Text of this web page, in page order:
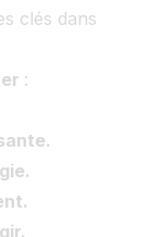
clés dans
: